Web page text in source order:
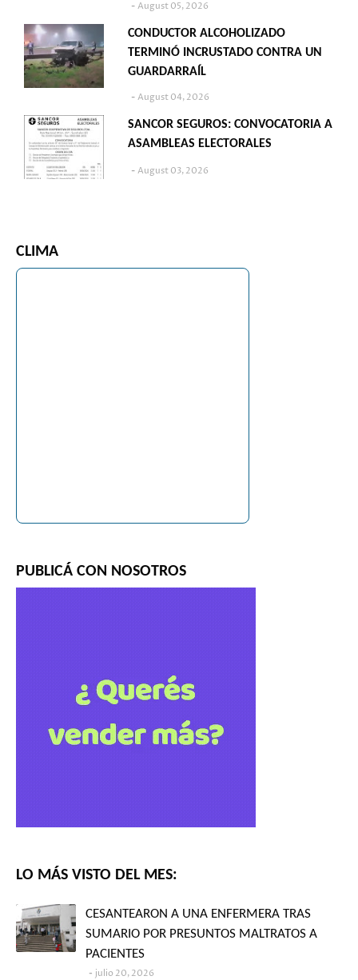
August 05, 2026
CONDUCTOR ALCOHOLIZADO
TERMINÓ INCRUSTADO CONTRA UN
GUARDARRAÍL
August 04, 2026
SANCOR SEGUROS: CONVOCATORIA A
ASAMBLEAS ELECTORALES
August 03, 2026
CLIMA
PUBLICÁ CON NOSOTROS
LO MÁS VISTO DEL MES:
CESANTEARON A UNA ENFERMERA TRAS
SUMARIO POR PRESUNTOS MALTRATOS A
PACIENTES
julio 20, 2026